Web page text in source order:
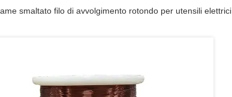
smaltato filo di avvolgimento rotondo per utensili elettrici